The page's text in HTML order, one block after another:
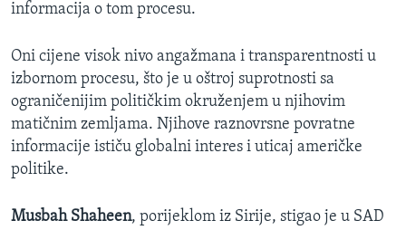
informacija o tom procesu.
Oni cijene visok nivo angažmana i transparentnosti u
izbornom procesu, što je u oštroj suprotnosti sa
ograničenijim političkim okruženjem u njihovim
matičnim zemljama. Njihove raznovrsne povratne
informacije ističu globalni interes i uticaj američke
politike.
Musbah Shaheen, porijeklom iz Sirije, stigao je u SAD